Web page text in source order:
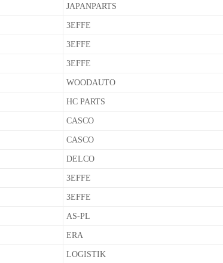
JAPANPARTS
3EFFE
3EFFE
3EFFE
WOODAUTO
HC PARTS
CASCO
CASCO
DELCO
3EFFE
3EFFE
AS-PL
ERA
LOGISTIK